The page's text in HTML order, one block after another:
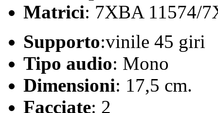
Matrici: 7XBA 11574/
Supporto:vinile 45 giri
Tipo audio: Mono
Dimensioni: 17,5 cm.
Facciate: 2